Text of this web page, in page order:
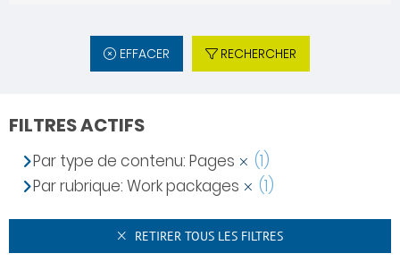
EFFACER RECHERCHER
FILTRES ACTIFS
Par type de contenu: Pages
(1)
Par rubrique: Work packages
(1)
RETIRER TOUS LES FILTRES